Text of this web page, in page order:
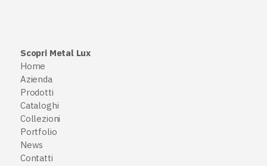
Scopri Metal Lux
Home
Azienda
Prodotti
Cataloghi
Collezioni
Portfolio
News
Contatti